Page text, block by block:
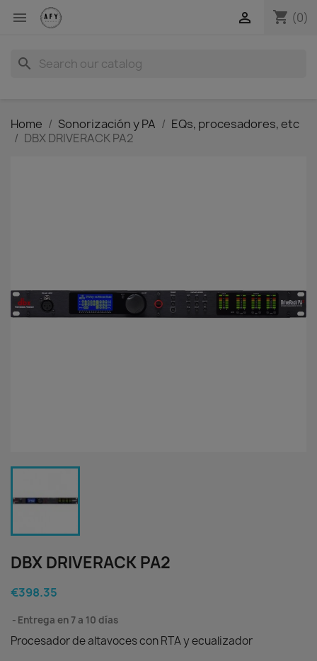
 shopping_cart (0)

search
Home Sonorización y PA
EQs, procesadores, etc
DBX DRIVERACK PA2
DBX DRIVERACK PA2
€398.35
Entrega en 7 a 10 días
Procesador de altavoces con RTA y ecualizador